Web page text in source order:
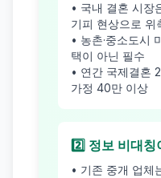
• 국내 결혼 시장
기피 현상으로 위
• 농촌·중소도시
택이 아닌 필수
• 연간 국제결혼
가정 40만 이상
2️⃣ 정보 비대
• 기존 중개 업체